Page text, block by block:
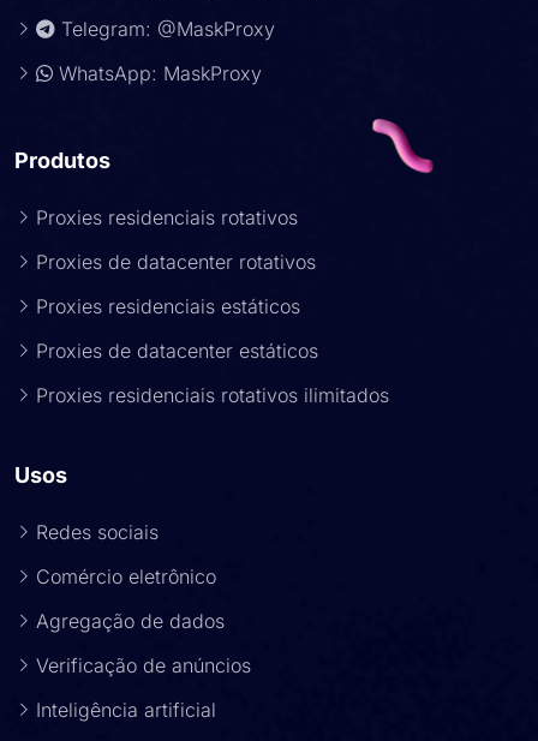
Telegram: @MaskProxy
WhatsApp: MaskProxy
Produtos
Proxies residenciais rotativos
Proxies de datacenter rotativos
Proxies residenciais estáticos
Proxies de datacenter estáticos
Proxies residenciais rotativos ilimitados
Usos
Redes sociais
Comércio eletrônico
Agregação de dados
Verificação de anúncios
Inteligência artificial